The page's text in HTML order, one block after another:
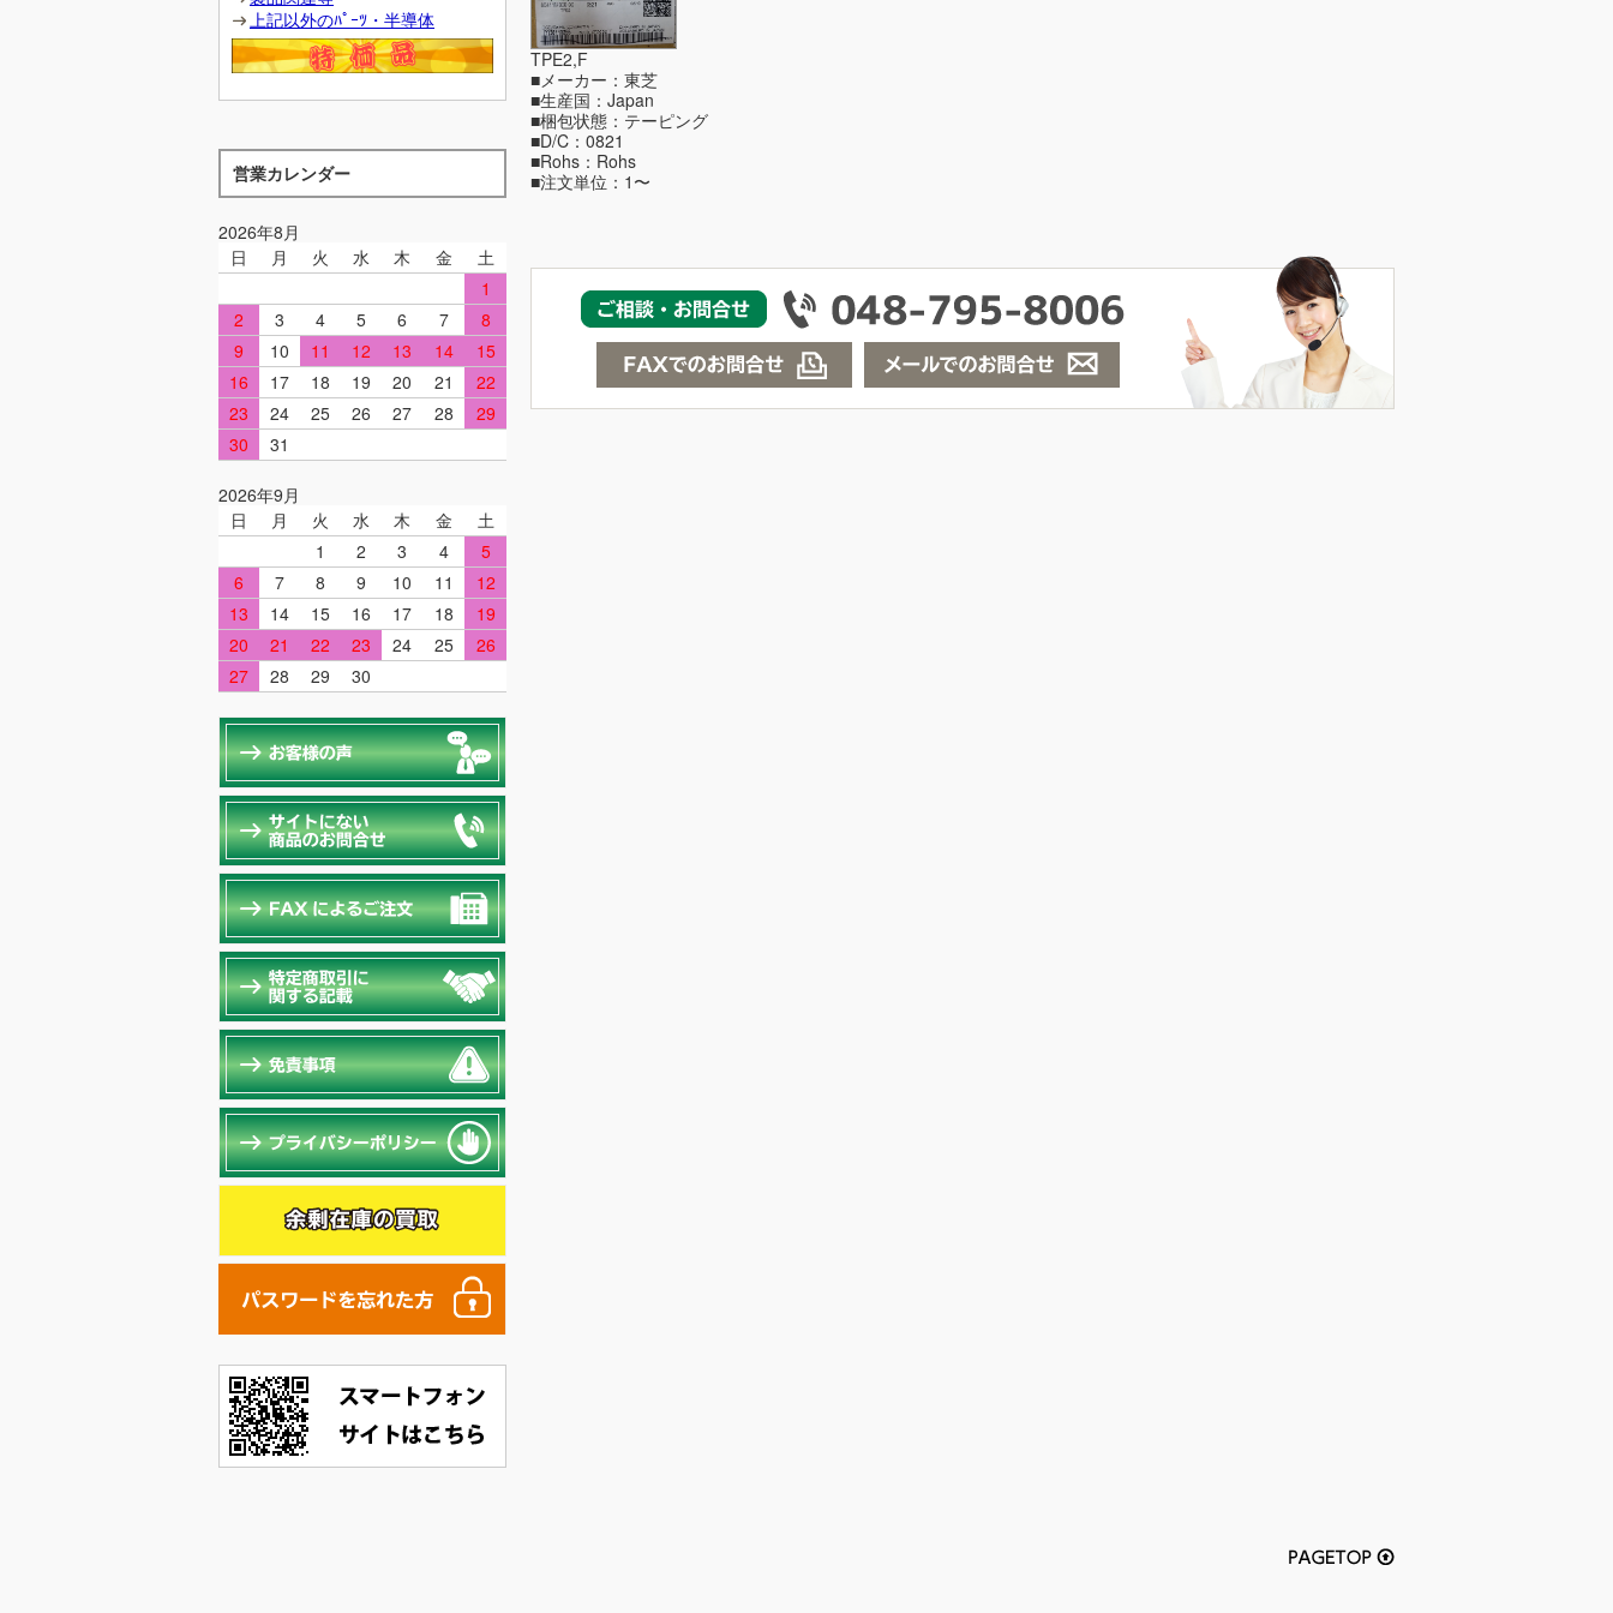
上記以外のﾊﾟｰﾂ・半導体
営業カレンダー
2026年8月
日
月 火 水 木 金
土
1
2
3 4 5 6 7
8
9
10 11 12 13 14
15
16
17 18 19 20 21
22
23
24 25 26 27 28
29
30
31
2026年9月
日
月 火 水 木 金
土
1
2 3 4
5
6
7 8 9 10 11
12
13
14 15 16 17 18
19
20
21 22 23 24 25
26
27
28 29 30
TPE2,F
■メーカー：東芝
■生産国：Japan
■梱包状態：テーピング
■D/C：0821
■Rohs：Rohs
■注文単位：1〜